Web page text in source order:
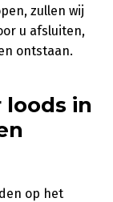
zullen wij
u afsluiten,
ontstaan.
in
op het